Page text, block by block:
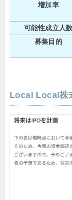
増加率
可能性成立人数
募集目的
Local Local株